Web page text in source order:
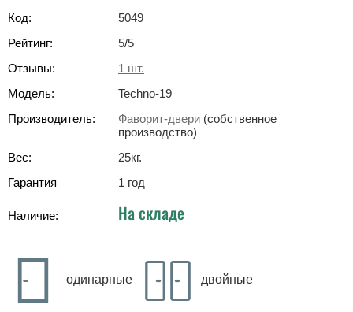
Код:
5049
Рейтинг:
5/5
Отзывы:
1 шт.
Модель:
Techno-19
Производитель:
Фаворит-двери (собственное
производство)
Вес:
25кг.
Гарантия
1 год
Наличие: На складе
одинарные двойные